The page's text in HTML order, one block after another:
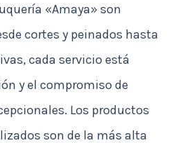
«Amaya» son
cortes y peinados hasta
cada servicio está
y el compromiso de
Los productos
son de la más alta